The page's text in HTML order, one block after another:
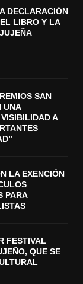
DECLARACIÓN
LIBRO Y LA
SAN
UNA
A
LA EXENCIÓN
PARA
FESTIVAL
QUE SE